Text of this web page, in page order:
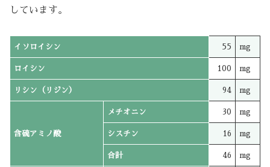
しています。
イソロイシン 55 mg
ロイシン 100 mg
リシン（リジン） 94 mg
含硫アミノ酸
メチオニン 30 mg
シスチン 16 mg
合計 46 mg